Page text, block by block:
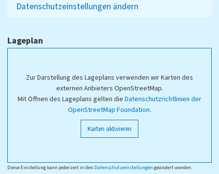
Datenschutzeinstellungen ändern
Lageplan
Zur Darstellung des Lageplans verwenden wir Karten des
externen Anbieters OpenStreetMap.
Mit Öffnen des Lageplans gelten die Datenschutzrichtlinien der
OpenStreetMap Foundation.
Karten aktivieren
Diese Einstellung kann jederzeit in den Datenschutzeinstellungen geändert werden.